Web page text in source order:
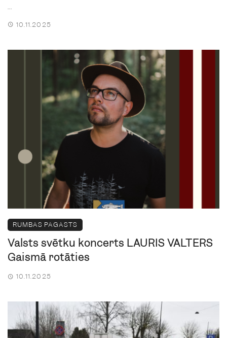
...
10.11.2025
RUMBAS PAGASTS
Valsts svētku koncerts LAURIS VALTERS
Gaismā rotāties
10.11.2025